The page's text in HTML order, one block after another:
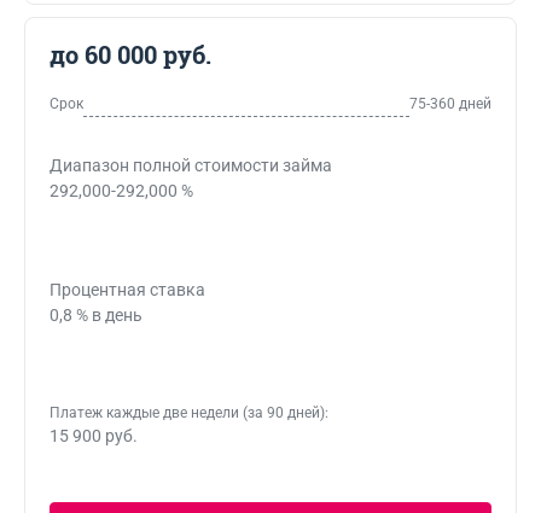
до 60 000 руб.
Срок 75-360 дней
Диапазон полной стоимости займа
292,000-292,000 %
Процентная ставка
0,8 % в день
Платеж каждые две недели (за 90 дней):
15 900 руб.